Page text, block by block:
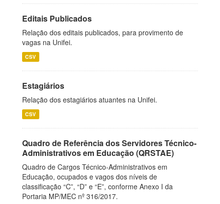
Editais Publicados
Relação dos editais publicados, para provimento de
vagas na Unifei.
CSV
Estagiários
Relação dos estagiários atuantes na Unifei.
CSV
Quadro de Referência dos Servidores Técnico-
Administrativos em Educação (QRSTAE)
Quadro de Cargos Técnico-Administrativos em
Educação, ocupados e vagos dos níveis de
classificação “C”, “D” e “E”, conforme Anexo I da
Portaria MP/MEC nº 316/2017.